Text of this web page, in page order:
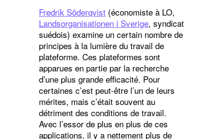
Fredrik Söderqvist (économiste à LO,
Landsorganisationen i Sverige, syndicat
suédois) examine un certain nombre de
principes à la lumière du travail de
plateforme. Ces plateformes sont
apparues en partie par la recherche
d’une plus grande efficacité. Pour
certaines c’est peut-être l’un de leurs
mérites, mais c’était souvent au
détriment des conditions de travail.
Avec l’essor de plus en plus de ces
applications, il y a nettement plus de